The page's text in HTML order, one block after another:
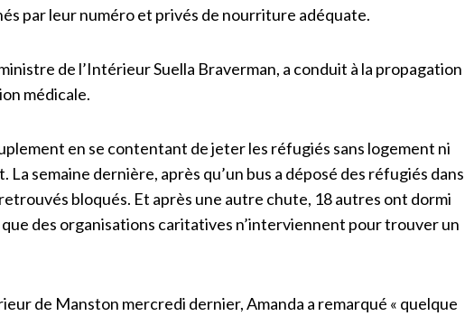
par leur numéro et privés de nourriture adéquate.
de l’Intérieur Suella Braverman, a conduit à la propagation
médicale.
en se contentant de jeter les réfugiés sans logement ni
semaine dernière, après qu’un bus a déposé des réfugiés dans
bloqués. Et après une autre chute, 18 autres ont dormi
que des organisations caritatives n’interviennent pour trouver un
de Manston mercredi dernier, Amanda a remarqué « quelque